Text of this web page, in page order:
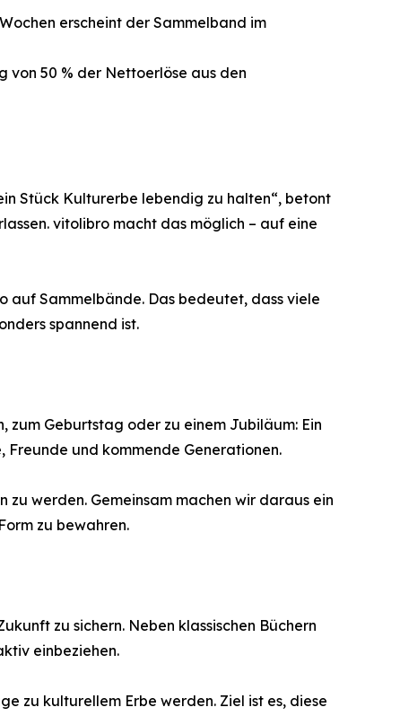
erscheint der Sammelband im
von 50 % der Nettoerlöse aus den
Stück Kulturerbe lebendig zu halten“, betont
vitolibro macht das möglich – auf eine
auf Sammelbände. Das bedeutet, dass viele
spannend ist.
zum Geburtstag oder zu einem Jubiläum: Ein
und kommende Generationen.
zu werden. Gemeinsam machen wir daraus ein
zu bewahren.
zu sichern. Neben klassischen Büchern
einbeziehen.
zu kulturellem Erbe werden. Ziel ist es, diese